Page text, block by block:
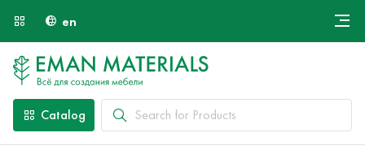
en
Payment and Delivery
Catalog